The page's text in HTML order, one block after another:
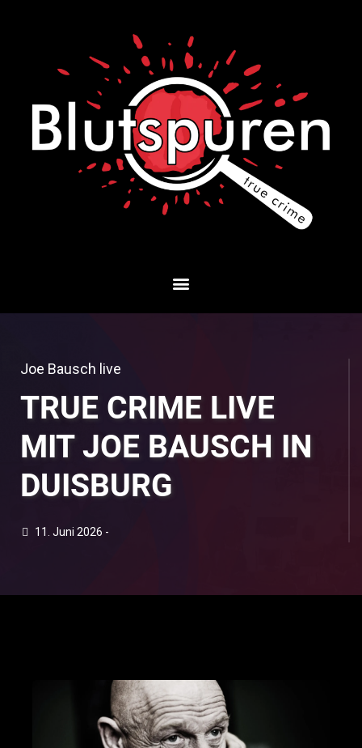
Joe Bausch live
TRUE CRIME LIVE
MIT JOE BAUSCH IN
DUISBURG
11. Juni 2026 -